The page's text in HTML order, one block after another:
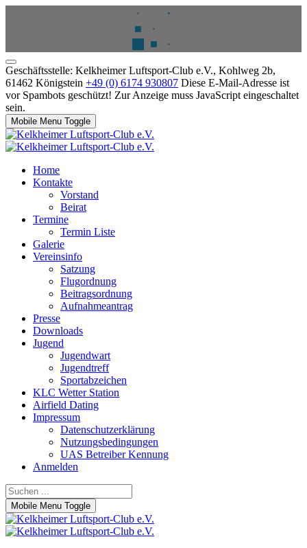
Geschäftsstelle: Kelkheimer Luftsport-Club e.V., Kohlweg 2b,
61462 Königstein +49 (0) 6174 930807 Diese E-Mail-Adresse ist
vor Spambots geschützt! Zur Anzeige muss JavaScript eingeschaltet
sein.
Mobile Menu Toggle
Home
Kontakte
Vorstand
Beirat
Termine
Termin Liste
Galerie
Vereinsinfo
Satzung
Flugordnung
Beitragsordnung
Aufnahmeantrag
Presse
Downloads
Jugend
Jugendwart
Jugendtreff
Sportabzeichen
KLC Wetter Station
Airfield Dating
Impressum
Datenschutzerklärung
Nutzungsbedingungen
UAS Betreiber Kennung
Anmelden
Mobile Menu Toggle